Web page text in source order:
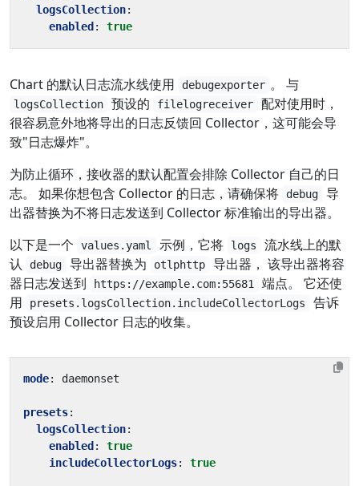
logsCollection:
enabled : true
Chart 的默认日志流水线使用 debugexporter 。 与
logsCollection 预设的 filelogreceiver
配对使用时，
很容易意外地将导出的日志反馈回 Collector，这可能会导
致"日志爆炸"。
为防止循环，接收器的默认配置会排除 Collector 自己的日
志。 如果你想包含 Collector 的日志，请确保将
debug
导
出器替换为不将日志发送到 Collector 标准输出的导出器。
以下是一个
values.yaml 示例，它将 logs
流水线上的默
认
debug 导出器替换为 otlphttp
导出器， 该导出器将容
器日志发送到
https://example.com:55681
端点。 它还使
用
presets.logsCollection.includeCollectorLogs
告诉
预设启用 Collector 日志的收集。
mode: daemonset
presets:
logsCollection:
enabled :
true
includeCollectorLogs: true